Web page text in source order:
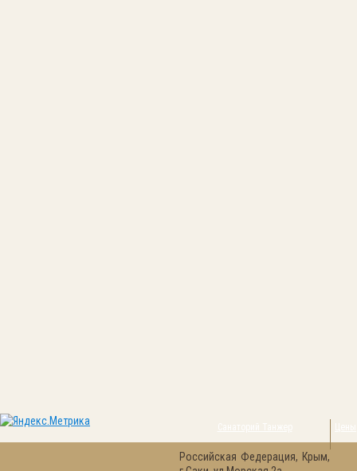
Российская Федерация, Крым,